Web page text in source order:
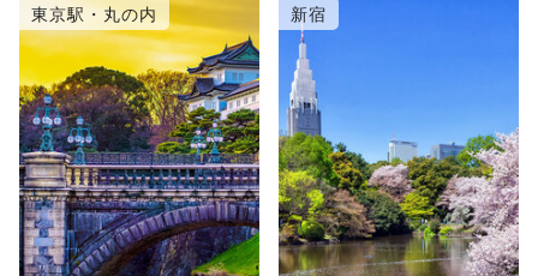
東京駅・丸の内 新宿